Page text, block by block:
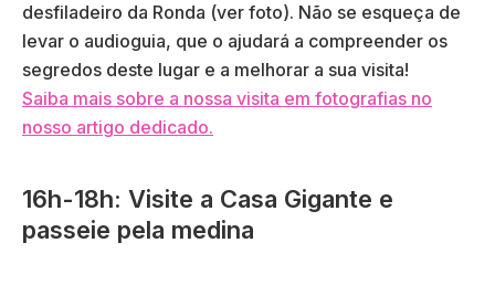
desfiladeiro da Ronda (ver foto). Não se esqueça de
levar o audioguia, que o ajudará a compreender os
segredos deste lugar e a melhorar a sua visita!
Saiba mais sobre a nossa visita em fotografias no
nosso artigo dedicado.
16h-18h: Visite a Casa Gigante e
passeie pela medina